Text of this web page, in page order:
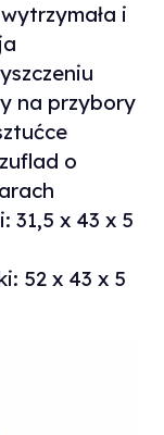
i
na przybory
o
31,5 x 43 x 5
52 x 43 x 5